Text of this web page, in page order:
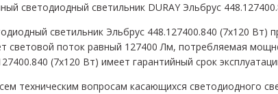
светодиодный светильник DURAY Эльбрус
светильник Эльбрус 448.127400.840 (7х120 Вт)
световой поток равный 127400 Лм, потребляемая
(7х120 Вт) имеет гарантийный срок
техническим вопросам касающихся светодиодного